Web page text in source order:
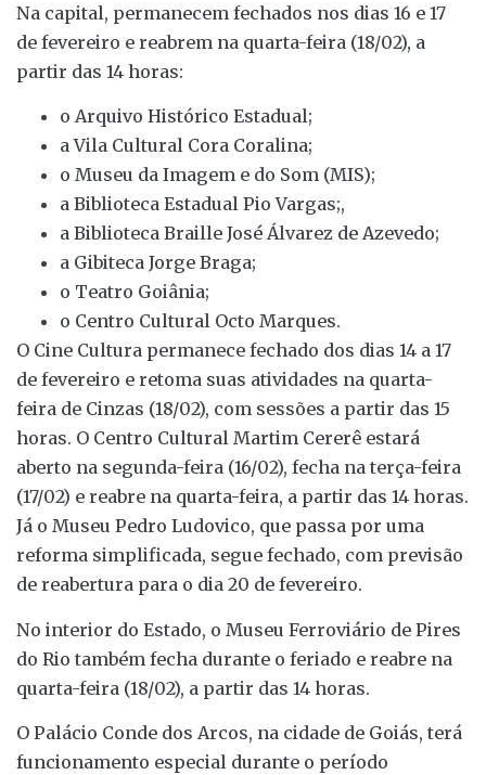
Na capital, permanecem fechados nos dias 16 e 17
de fevereiro e reabrem na quarta-feira (18/02), a
partir das 14 horas:
o Arquivo Histórico Estadual;
a Vila Cultural Cora Coralina;
o Museu da Imagem e do Som (MIS);
a Biblioteca Estadual Pio Vargas;,
a Biblioteca Braille José Álvarez de Azevedo;
a Gibiteca Jorge Braga;
o Teatro Goiânia;
o Centro Cultural Octo Marques.
O Cine Cultura permanece fechado dos dias 14 a 17
de fevereiro e retoma suas atividades na quarta-
feira de Cinzas (18/02), com sessões a partir das 15
horas. O Centro Cultural Martim Cererê estará
aberto na segunda-feira (16/02), fecha na terça-feira
(17/02) e reabre na quarta-feira, a partir das 14 horas.
Já o Museu Pedro Ludovico, que passa por uma
reforma simplificada, segue fechado, com previsão
de reabertura para o dia 20 de fevereiro.
No interior do Estado, o Museu Ferroviário de Pires
do Rio também fecha durante o feriado e reabre na
quarta-feira (18/02), a partir das 14 horas.
O Palácio Conde dos Arcos, na cidade de Goiás, terá
funcionamento especial durante o período